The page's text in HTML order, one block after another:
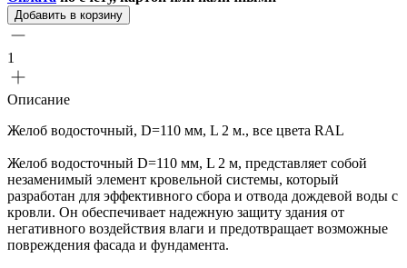
Добавить в корзину
1
Описание
Желоб водосточный, D=110 мм, L 2 м., все цвета RAL
Желоб водосточный D=110 мм, L 2 м, представляет собой
незаменимый элемент кровельной системы, который
разработан для эффективного сбора и отвода дождевой воды с
кровли. Он обеспечивает надежную защиту здания от
негативного воздействия влаги и предотвращает возможные
повреждения фасада и фундамента.